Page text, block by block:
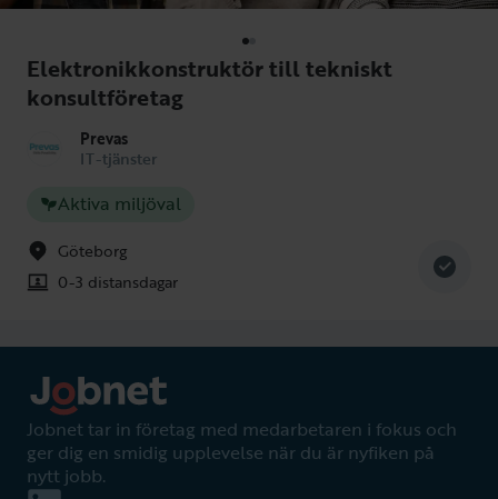
Elektronikkonstruktör till tekniskt
konsultföretag
Prevas
IT-tjänster
Aktiva miljöval
Göteborg
0-3 distansdagar
Jobnet tar in företag med medarbetaren i fokus och
ger dig en smidig upplevelse när du är nyfiken på
nytt jobb.